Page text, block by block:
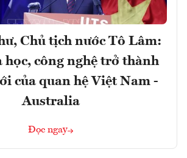
Chủ tịch nước Tô Lâm:
học, công nghệ trở thành
của quan hệ Việt Nam -
Australia
Đọc ngay